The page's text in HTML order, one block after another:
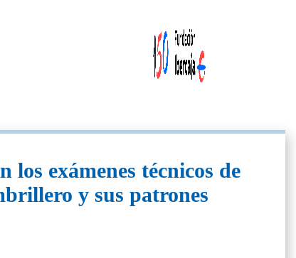
exámenes técnicos de
y sus patrones